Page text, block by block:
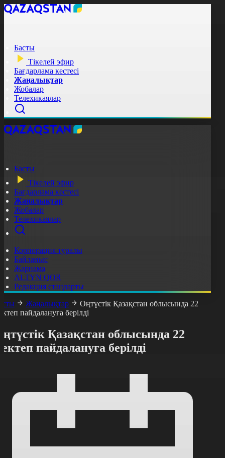
Басты
Тікелей эфир
Бағдарлама кестесі
Жаңалықтар
Жобалар
Телехикаялар
Басты
Тікелей эфир
Бағдарлама кестесі
Жаңалықтар
Жобалар
Телехикаялар
Корпорация туралы
Байланыс
Жарнама
ALTYN QOR
Редакция стандарты
Жаңалықтар
Оңтүстік Қазақстан облысында 22
пайдалануға берілді
Қазақстан облысында 22
пайдалануға берілді